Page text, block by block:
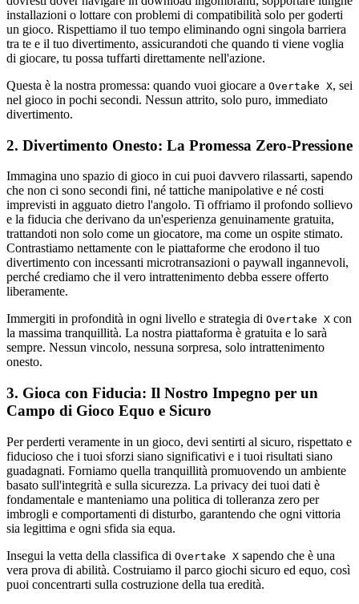
installazioni o lottare con problemi di compatibilità solo per goderti
un gioco. Rispettiamo il tuo tempo eliminando ogni singola barriera
tra te e il tuo divertimento, assicurandoti che quando ti viene voglia
di giocare, tu possa tuffarti direttamente nell'azione.
Questa è la nostra promessa: quando vuoi giocare a Overtake X, sei
nel gioco in pochi secondi. Nessun attrito, solo puro, immediato
divertimento.
2. Divertimento Onesto: La Promessa Zero-Pressione
Immagina uno spazio di gioco in cui puoi davvero rilassarti, sapendo
che non ci sono secondi fini, né tattiche manipolative e né costi
imprevisti in agguato dietro l'angolo. Ti offriamo il profondo sollievo
e la fiducia che derivano da un'esperienza genuinamente gratuita,
trattandoti non solo come un giocatore, ma come un ospite stimato.
Contrastiamo nettamente con le piattaforme che erodono il tuo
divertimento con incessanti microtransazioni o paywall ingannevoli,
perché crediamo che il vero intrattenimento debba essere offerto
liberamente.
Immergiti in profondità in ogni livello e strategia di Overtake X con
la massima tranquillità. La nostra piattaforma è gratuita e lo sarà
sempre. Nessun vincolo, nessuna sorpresa, solo intrattenimento
onesto.
3. Gioca con Fiducia: Il Nostro Impegno per un
Campo di Gioco Equo e Sicuro
Per perderti veramente in un gioco, devi sentirti al sicuro, rispettato e
fiducioso che i tuoi sforzi siano significativi e i tuoi risultati siano
guadagnati. Forniamo quella tranquillità promuovendo un ambiente
basato sull'integrità e sulla sicurezza. La privacy dei tuoi dati è
fondamentale e manteniamo una politica di tolleranza zero per
imbrogli e comportamenti di disturbo, garantendo che ogni vittoria
sia legittima e ogni sfida sia equa.
Insegui la vetta della classifica di Overtake X sapendo che è una
vera prova di abilità. Costruiamo il parco giochi sicuro ed equo, così
puoi concentrarti sulla costruzione della tua eredità.